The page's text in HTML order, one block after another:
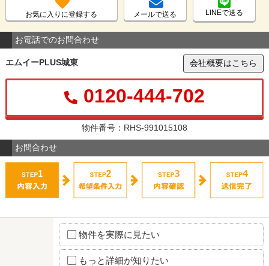
お気に入りに登録する メールで送る LINEで送る
お電話でのお問合わせ
エムイーPLUS城東 会社概要はこちら
0120-444-702
物件番号：RHS-991015108
お問合わせ
物件を実際に見たい
もっと詳細が知りたい